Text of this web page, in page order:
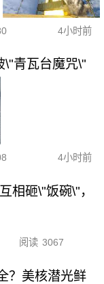
4小时前
\"青瓦台魔咒\"
4小时前
相砸\"饭碗\"，
阅读 3067
？美核潜光鲜